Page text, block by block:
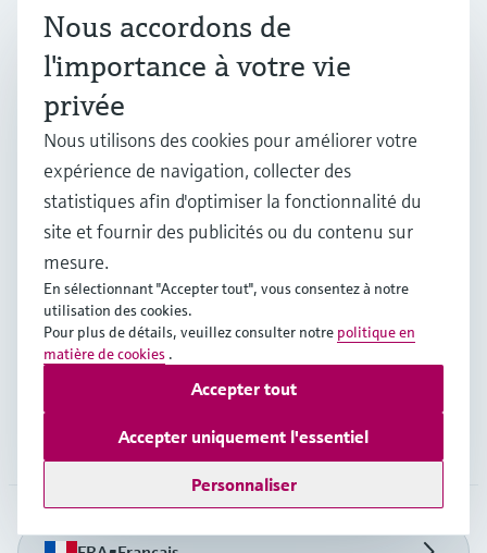
surtaxé)
info.fr@endress.com
info-gm.fr@endress.com
Produits et services
Industries
Support
Nous accordons de
l'importance à votre vie
privée
Nous utilisons des cookies pour améliorer votre
expérience de navigation, collecter des
statistiques afin d'optimiser la fonctionnalité du
site et fournir des publicités ou du contenu sur
mesure.
En sélectionnant "Accepter tout", vous consentez à notre
utilisation des cookies.
Pour plus de détails, veuillez consulter notre politique en
matière de cookies .
Personnaliser
Accepter uniquement l'essentiel
Accepter tout